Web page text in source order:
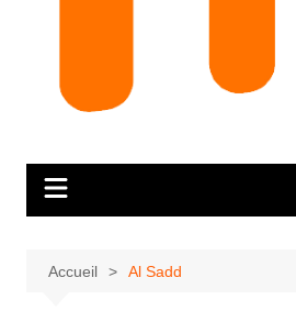
Accueil Al Sadd